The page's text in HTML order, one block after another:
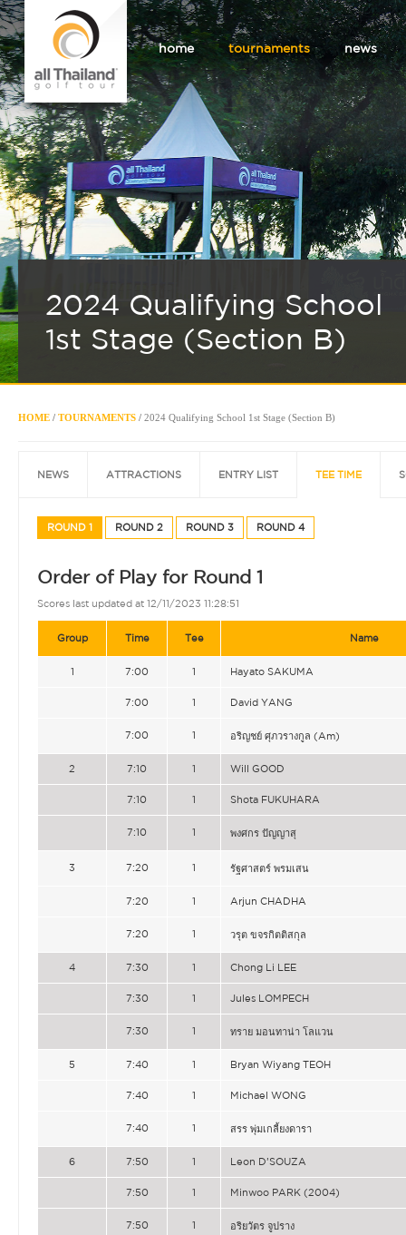
home tournaments news
2024 Qualifying School
1st Stage (Section B)
HOME / TOURNAMENTS / 2024 Qualifying School 1st Stage (Section B)
NEWS ATTRACTIONS ENTRY LIST TEE TIME
ROUND 1 ROUND 2 ROUND 3 ROUND 4
Order of Play for Round 1
Scores last updated at 12/11/2023 11:28:51
Group Time Tee Name
1 7:00 1 Hayato SAKUMA
7:00 1 David YANG
7:00 1 อริญชย์ ศุภวรางกูล (Am)
2 7:10 1 Will GOOD
7:10 1 Shota FUKUHARA
7:10 1 พงศกร ปัญญาสุ
3 7:20 1 รัฐศาสตร์ พรมเสน
7:20 1 Arjun CHADHA
7:20 1 วรุต ขจรกิตติสกุล
4 7:30 1 Chong Li LEE
7:30 1 Jules LOMPECH
7:30 1 ทราย มอนทาน่า โลแวน
5 7:40 1 Bryan Wiyang TEOH
7:40 1 Michael WONG
7:40 1 สรร พุ่มเกลี้ยงดารา
6 7:50 1 Leon D’SOUZA
7:50 1 Minwoo PARK (2004)
7:50 1 อริยวัตร จูปราง